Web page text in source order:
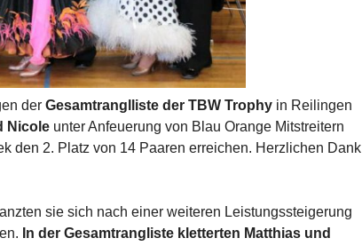
der Gesamtranglliste der TBW Trophy in Reilingen
Nicole unter Anfeuerung von Blau Orange Mitstreitern
den 2. Platz von 14 Paaren erreichen. Herzlichen Dank
sie sich nach einer weiteren Leistungssteigerung
In der Gesamtrangliste kletterten Matthias und